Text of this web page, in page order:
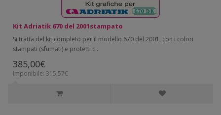
Kit Adriatik 670 del 2001stampato
Si tratta del kit completo per il modello 670 del 2001, con i colori
stampati (sfumati) e protetti c..
385,00€
Imponibile: 315,57€